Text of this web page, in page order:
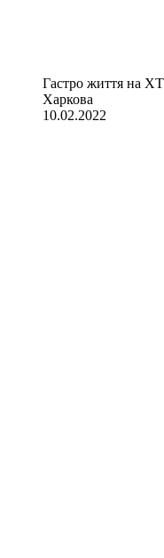
Гастро життя на
Харкова
10.02.2022